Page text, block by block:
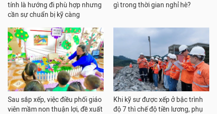
tính là hướng đi phù hợp nhưng
cần sự chuẩn bị kỹ càng
gì trong thời gian nghỉ hè?
Sau sắp xếp, việc điều phối giáo
viên mầm non thuận lợi, đề xuất
Khi kỹ sư được xếp ở bậc trình
độ 7 thì chế độ tiền lương, phụ